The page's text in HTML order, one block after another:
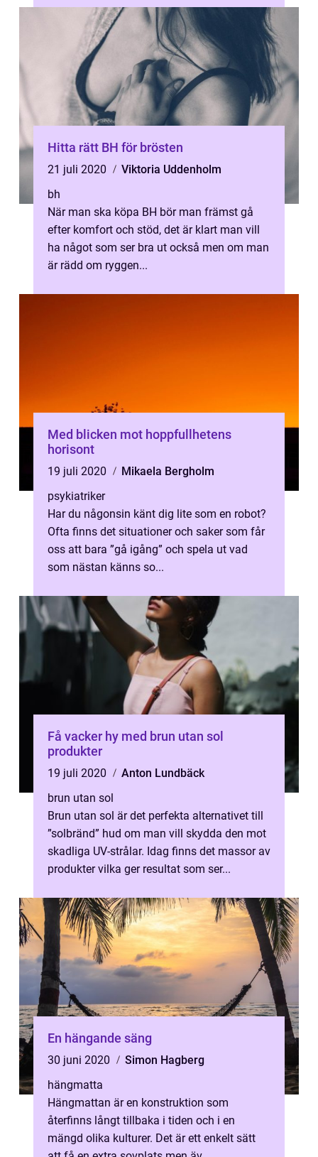
Hitta rätt BH för brösten
21 juli 2020
Viktoria Uddenholm
bh
När man ska köpa BH bör man främst gå
efter komfort och stöd, det är klart man vill
ha något som ser bra ut också men om man
är rädd om ryggen...
Med blicken mot hoppfullhetens
horisont
19 juli 2020
Mikaela Bergholm
psykiatriker
Har du någonsin känt dig lite som en robot?
Ofta finns det situationer och saker som får
oss att bara ”gå igång” och spela ut vad
som nästan känns so...
Få vacker hy med brun utan sol
produkter
19 juli 2020
Anton Lundbäck
brun utan sol
Brun utan sol är det perfekta alternativet till
”solbränd” hud om man vill skydda den mot
skadliga UV-strålar. Idag finns det massor av
produkter vilka ger resultat som ser...
En hängande säng
30 juni 2020
Simon Hagberg
hängmatta
Hängmattan är en konstruktion som
återfinns långt tillbaka i tiden och i en
mängd olika kulturer. Det är ett enkelt sätt